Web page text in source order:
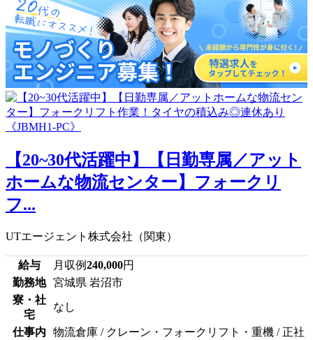
【20~30代活躍中】【日勤専属／アット
ホームな物流センター】フォークリ
フ...
UTエージェント株式会社（関東）
給与 月収例240,000円
勤務地
宮城県 岩沼市
寮・社
宅
なし
仕事内
物流倉庫 / クレーン・フォークリフト・重機 / 正社